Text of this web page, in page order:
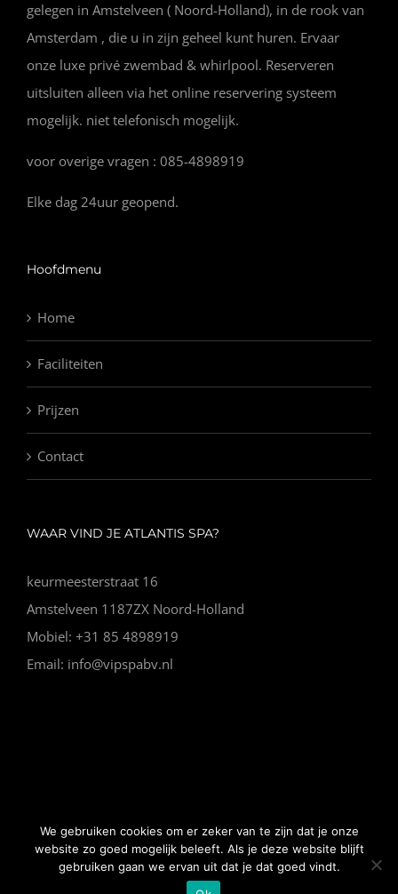
gelegen in Amstelveen ( Noord-Holland), in de rook van
Amsterdam , die u in zijn geheel kunt huren. Ervaar
onze luxe privé zwembad & whirlpool. Reserveren
uitsluiten alleen via het online reservering systeem
mogelijk. niet telefonisch mogelijk.
voor overige vragen : 085-4898919
Elke dag 24uur geopend.
Hoofdmenu
Home
Faciliteiten
Prijzen
Contact
WAAR VIND JE ATLANTIS SPA?
keurmeesterstraat 16
Amstelveen 1187ZX Noord-Holland
Mobiel: +31 85 4898919
Email: info@vipspabv.nl
© Copyright Vip Spa | Algemene voorwaarden | Website
gemaakt door Nano Web
We gebruiken cookies om er zeker van te zijn dat je onze
website zo goed mogelijk beleeft. Als je deze website blijft
gebruiken gaan we ervan uit dat je dat goed vindt.